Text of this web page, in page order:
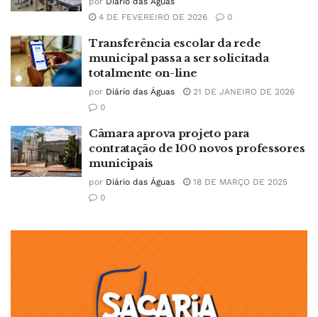
4 DE FEVEREIRO DE 2026
0
Transferência escolar da rede
municipal passa a ser solicitada
totalmente on-line
por Diário das Águas
21 DE JANEIRO DE 2026
0
Câmara aprova projeto para
contratação de 100 novos professores
municipais
por Diário das Águas
18 DE MARÇO DE 2025
0